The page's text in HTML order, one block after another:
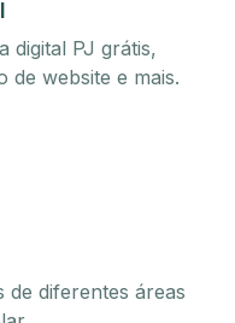
digital PJ grátis,
de website e mais.
de diferentes áreas